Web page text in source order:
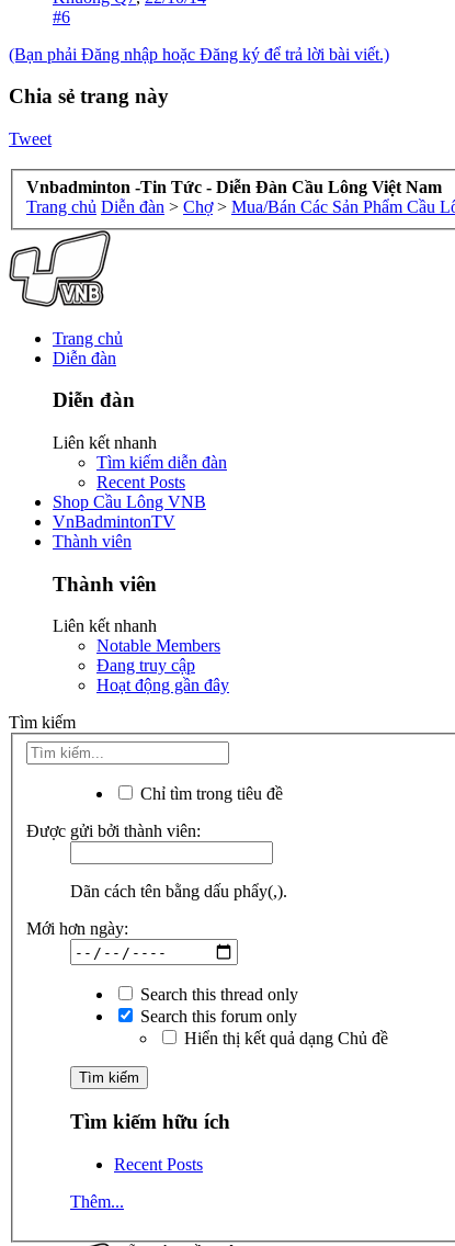
#6
(Bạn phải Đăng nhập hoặc Đăng ký để trả lời bài viết.)
Chia sẻ trang này
Tweet
Vnbadminton -Tin Tức - Diễn Đàn Cầu Lông Việt Nam
Trang chủ Diễn đàn > Chợ > Mua/Bán Các Sản Phẩm Cầu
Trang chủ
Diễn đàn
Diễn đàn
Liên kết nhanh
Tìm kiếm diễn đàn
Recent Posts
Shop Cầu Lông VNB
VnBadmintonTV
Thành viên
Thành viên
Liên kết nhanh
Notable Members
Đang truy cập
Hoạt động gần đây
Tìm kiếm
Chỉ tìm trong tiêu đề
Được gửi bởi thành viên:
Dãn cách tên bằng dấu phẩy(,).
Mới hơn ngày:
Search this thread only
Search this forum only
Hiển thị kết quả dạng Chủ đề
Tìm kiếm hữu ích
Recent Posts
Thêm...